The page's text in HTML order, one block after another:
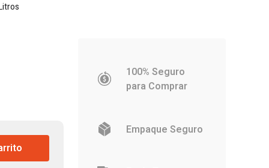
100% Seguro
para Comprar
Empaque Seguro